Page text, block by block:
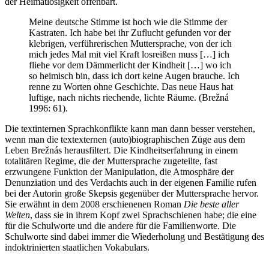
Meine deutsche Stimme ist hoch wie die Stimme der
Kastraten. Ich habe bei ihr Zuflucht gefunden vor der
klebrigen, verführerischen Muttersprache, von der ich
mich jedes Mal mit viel Kraft losreißen muss […] ich
fliehe vor dem Dämmerlicht der Kindheit […] wo ich
so heimisch bin, dass ich dort keine Augen brauche. Ich
renne zu Worten ohne Geschichte. Das neue Haus hat
luftige, nach nichts riechende, lichte Räume. (Brežná
1996: 61).
Die textinternen Sprachkonflikte kann man dann besser verstehen,
wenn man die textexternen (auto)biographischen Züge aus dem
Leben Brežnás herausfiltert. Die Kindheitserfahrung in einem
totalitären Regime, die der Muttersprache zugeteilte, fast
erzwungene Funktion der Manipulation, die Atmosphäre der
Denunziation und des Verdachts auch in der eigenen Familie rufen
bei der Autorin große Skepsis gegenüber der Muttersprache hervor.
Sie erwähnt in dem 2008 erschienenen Roman Die beste aller
Welten, dass sie in ihrem Kopf zwei Sprachschienen habe; die eine
für die Schulworte und die andere für die Familienworte. Die
Schulworte sind dabei immer die Wiederholung und Bestätigung des
indoktrinierten staatlichen Vokabulars.